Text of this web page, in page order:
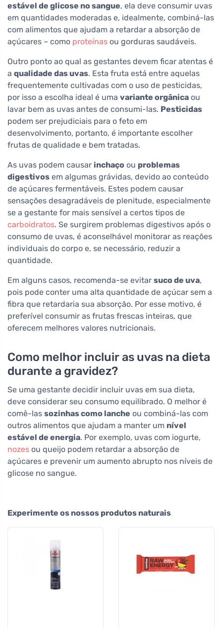
estável de glicose no sangue, ela deve consumir uvas
em quantidades moderadas e, idealmente, combiná-las
com alimentos que ajudam a retardar a absorção de
açúcares – como proteínas ou gorduras saudáveis.
Outro ponto ao qual as gestantes devem ficar atentas é
a qualidade das uvas. Esta fruta está entre aquelas
frequentemente cultivadas com o uso de pesticidas,
por isso a escolha ideal é uma variante orgânica ou
lavar bem as uvas antes de consumi-las. Pesticidas
podem ser prejudiciais para o feto em
desenvolvimento, portanto, é importante escolher
frutas de qualidade e bem tratadas.
As uvas podem causar inchaço ou problemas
digestivos em algumas grávidas, devido ao conteúdo
de açúcares fermentáveis. Estes podem causar
sensações desagradáveis de plenitude, especialmente
se a gestante for mais sensível a certos tipos de
carboidratos. Se surgirem problemas digestivos após o
consumo de uvas, é aconselhável monitorar as reações
individuais do corpo e, se necessário, reduzir a
quantidade.
Em alguns casos, recomenda-se evitar suco de uva,
pois pode conter uma alta quantidade de açúcar sem a
fibra que retardaria sua absorção. Por esse motivo, é
preferível consumir as frutas frescas inteiras, que
oferecem melhores valores nutricionais.
Como melhor incluir as uvas na dieta
durante a gravidez?
Se uma gestante decidir incluir uvas em sua dieta,
deve considerar seu consumo equilibrado. O melhor é
comê-las sozinhas como lanche ou combiná-las com
outros alimentos que ajudam a manter um nível
estável de energia. Por exemplo, uvas com iogurte,
nozes ou queijo podem retardar a absorção de
açúcares e prevenir um aumento abrupto nos níveis de
glicose no sangue.
Experimente os nossos produtos naturais